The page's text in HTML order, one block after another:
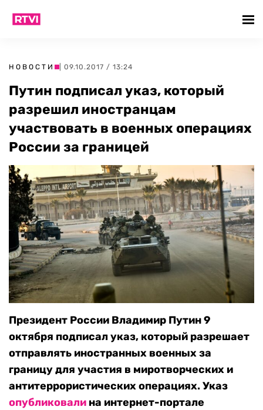
НОВОСТИ | 09.10.2017 / 13:24
Путин подписал указ, который
разрешил иностранцам
участвовать в военных операциях
России за границей‍
Президент России Владимир Путин 9
октября подписал указ, который разрешает
отправлять иностранных военных за
границу для участия в миротворческих и
антитеррористических операциях. Указ
опубликовали на интернет-портале